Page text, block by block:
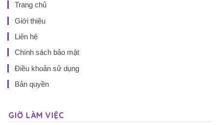
Trang chủ
Giới thiệu
Liên hệ
Chính sách bảo mật
Điều khoản sử dụng
Bản quyền
GIỜ LÀM VIỆC